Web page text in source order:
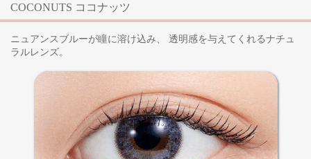
COCONUTS ココナッツ
ニュアンスブルーが瞳に溶け込み、 透明感を与えてくれるナチュ
ラルレンズ。